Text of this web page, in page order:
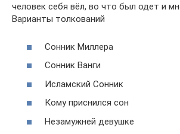
человек себя вёл, во что был одет и
Варианты толкований
Cонник Миллера
Cонник Ванги
Исламский Cонник
Кому приснился сон
Незамужней девушке